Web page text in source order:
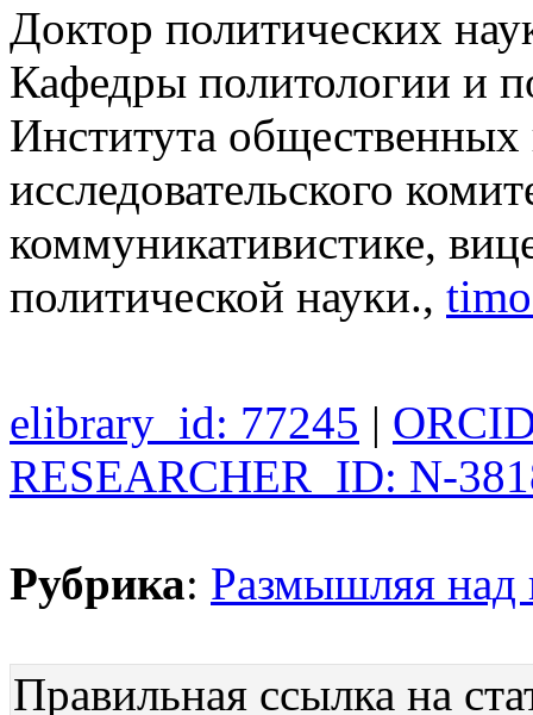
Доктор политических
Кафедры политологии и
Института
исследовательского
коммуникативистике,
политической науки.,
elibrary_id: 77245 |
RESEARCHER_ID: N-
Рубрика: Размышляя
Правильная ссылка на